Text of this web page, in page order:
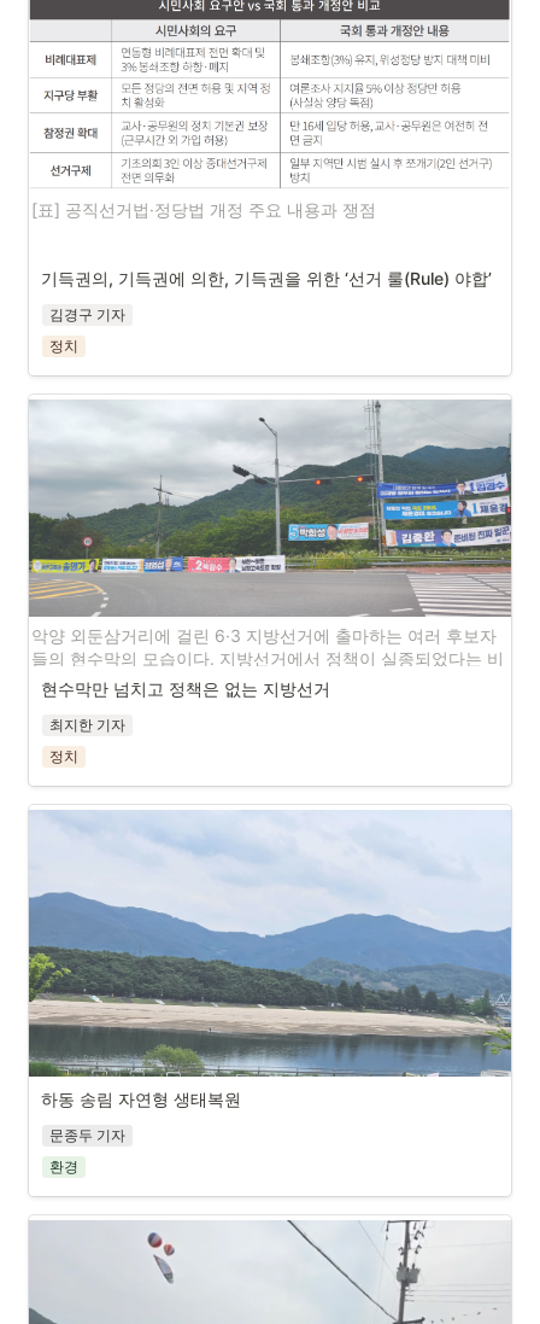
[표] 공직선거법·정당법 개정 주요 내용과 쟁점
기득권의, 기득권에 의한, 기득권을 위한 ‘선거 룰(Rule) 야합’
김경구 기자
정치
악양 외둔삼거리에 걸린 6·3 지방선거에 출마하는 여러 후보자
들의 현수막의 모습이다. 지방선거에서 정책이 실종되었다는 비
판은 둘째치고, 지정게시대가 아닌 곳에도 현수막을걸 수 있어
도시 미관을 해치는 정치인들의 특권을 박탈해야 한다.
현수막만 넘치고 정책은 없는 지방선거
최지한 기자
정치
하동 송림 자연형 생태복원
문종두 기자
환경